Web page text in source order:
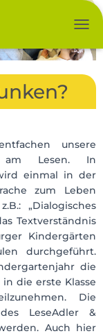
unsere
am Lesen. In
einmal in der
zum Leben
„Dialogisches
Textverständnis
Kindergärten
durchgeführt.
die
die erste Klasse
Die
LeseAdler &
Auch hier